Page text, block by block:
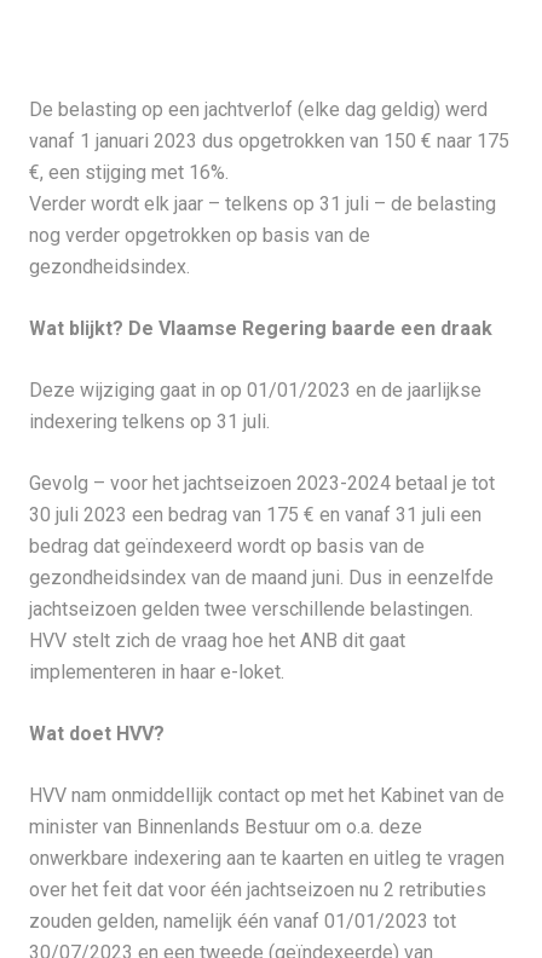
De belasting op een jachtverlof (elke dag geldig) werd
vanaf 1 januari 2023 dus opgetrokken van 150 € naar 175
€, een stijging met 16%.
Verder wordt elk jaar – telkens op 31 juli – de belasting
nog verder opgetrokken op basis van de
gezondheidsindex.
Wat blijkt? De Vlaamse Regering baarde een draak
Deze wijziging gaat in op 01/01/2023 en de jaarlijkse
indexering telkens op 31 juli.
Gevolg – voor het jachtseizoen 2023-2024 betaal je tot
30 juli 2023 een bedrag van 175 € en vanaf 31 juli een
bedrag dat geïndexeerd wordt op basis van de
gezondheidsindex van de maand juni. Dus in eenzelfde
jachtseizoen gelden twee verschillende belastingen.
HVV stelt zich de vraag hoe het ANB dit gaat
implementeren in haar e-loket.
Wat doet HVV?
HVV nam onmiddellijk contact op met het Kabinet van de
minister van Binnenlands Bestuur om o.a. deze
onwerkbare indexering aan te kaarten en uitleg te vragen
over het feit dat voor één jachtseizoen nu 2 retributies
zouden gelden, namelijk één vanaf 01/01/2023 tot
30/07/2023 en een tweede (geïndexeerde) van